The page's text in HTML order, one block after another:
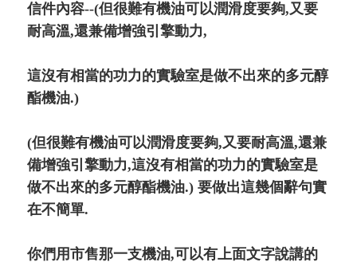
信件內容--(但很難有機油可以潤滑度要夠,又要
耐高溫,還兼備增強引擎動力,
這沒有相當的功力的實驗室是做不出來的多元醇
酯機油.)
(但很難有機油可以潤滑度要夠,又要耐高溫,還兼
備增強引擎動力,這沒有相當的功力的實驗室是
做不出來的多元醇酯機油.) 要做出這幾個辭句實
在不簡單.
你們用市售那一支機油,可以有上面文字說講的